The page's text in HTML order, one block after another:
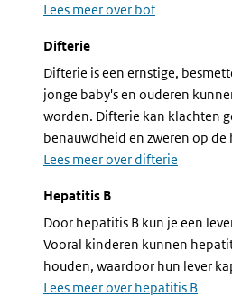
Lees meer over bof
Difterie
Difterie is een ernstige,
jonge baby's en ouderen
worden. Difterie kan klachten
benauwdheid en zweren op de
Lees meer over difterie
Hepatitis B
Door hepatitis B kun je een
Vooral kinderen kunnen
houden, waardoor hun lever
Lees meer over hepatitis B